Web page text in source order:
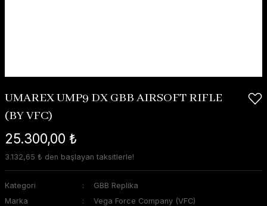
UMAREX UMP9 DX GBB AIRSOFT RIFLE
(BY VFC)
25.300,00 ₺
3.132,65 ₺ den başlayan taksitlerle!
Kategori
GBB Replika
Marka
Vega Force Company (VFC)